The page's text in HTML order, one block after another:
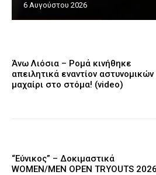
6 Αυγούστου 2026
Άνω Λιόσια – Ρομά κινήθηκε
απειλητικά εναντίον αστυνομικών
μαχαίρι στο στόμα! (video)
“Εύνικος” – Δοκιμαστικά
WOMEN/MEN OPEN TRYOUTS 2026